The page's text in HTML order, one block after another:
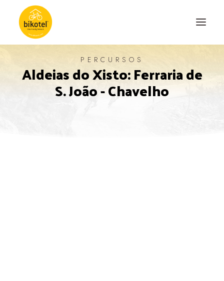
SOBRE NÓS
PERCURSOS
Aldeias do Xisto: Ferraria de
S. João - Chavelho